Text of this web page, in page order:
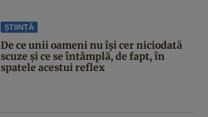
ȘTIINȚĂ
De ce unii oameni nu își cer niciodată
scuze și ce se întâmplă, de fapt, în
spatele acestui reflex